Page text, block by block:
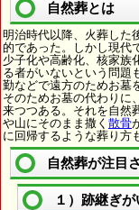
自然葬とは
明治時代以降、火葬した
的であった。しかし現代
少子化や高齢化、核家族
る者がいないという問題
勤などで遠方のためお墓
そのためお墓の代わりに
来つつある。それを自然
や山にそのまま撒く 散骨
に回帰するような葬り方
自然葬が注目
１）跡継ぎ